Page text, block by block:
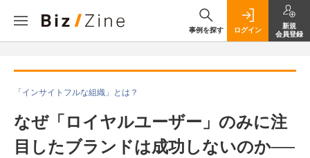
事例を探す ログイン
新規
会員登録
「インサイトフルな組織」とは？
なぜ「ロイヤルユーザー」のみに注
目したブランドは成功しないのか──